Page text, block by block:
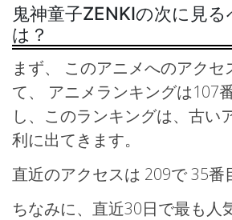
鬼神童子ZENKIの次に見る
は？
まず、 このアニメへのアクセ
て、 アニメランキングは107
し、このランキングは、古い
利に出てきます。
直近のアクセスは 209で35番
ちなみに、直近30日で最も人